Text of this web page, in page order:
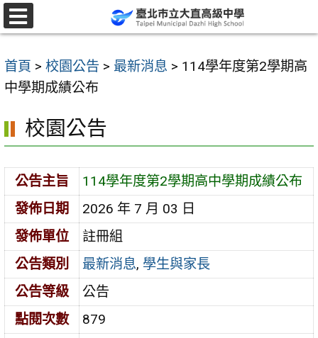
跳
至
要
內
區
首頁 > 校園公告 > 最新消息 > 114學年度第2學期高
中學期成績公布
校園公告
公告主旨
114學年度第2學期高中學期成績公布
發佈日期
2026 年 7 月 03 日
發佈單位
註冊組
公告類別
最新消息, 學生與家長
公告等級
公告
點閱次數
879
選
單